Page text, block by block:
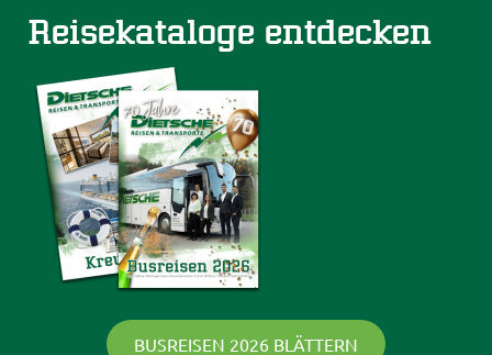
Reisekataloge entdecken
BUSREISEN 2026 BLÄTTERN